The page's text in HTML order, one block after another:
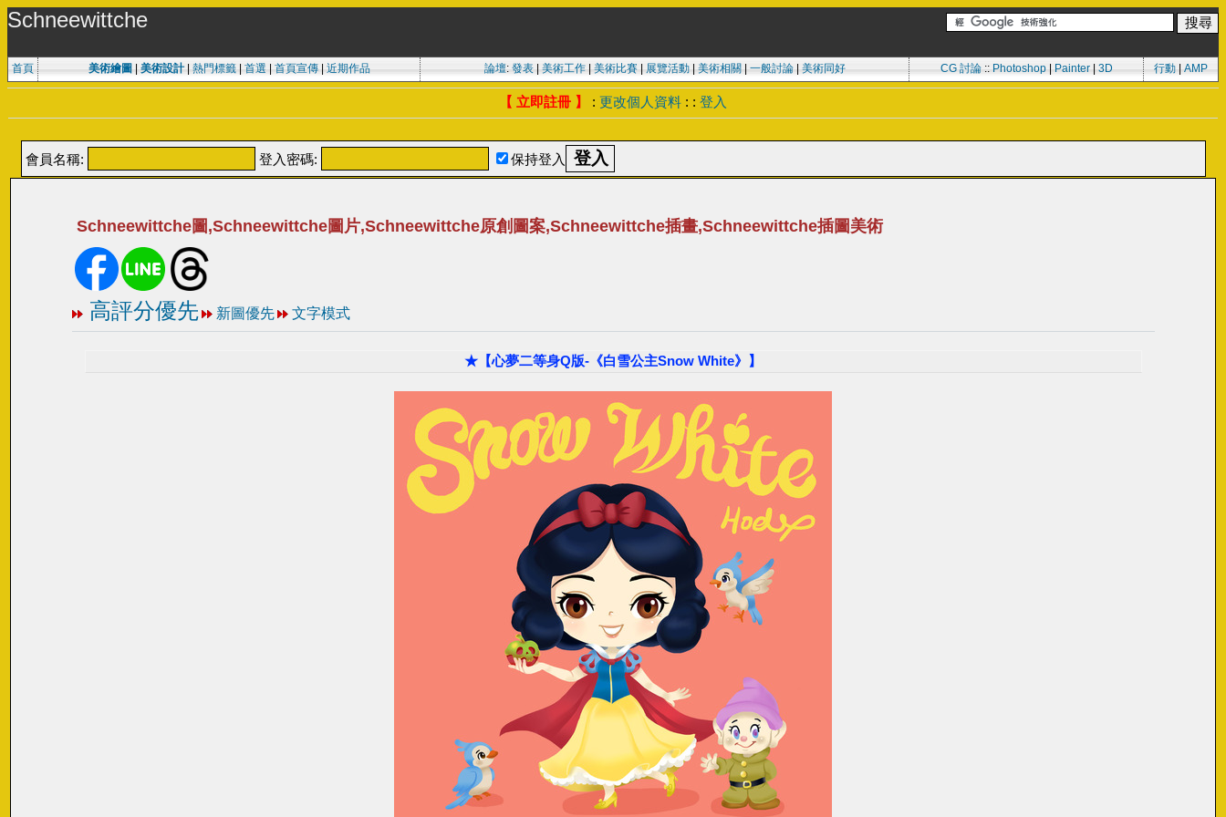
Schneewittche
首頁 美術繪圖 美術設計| 熱門標籤| 首選 首頁宣傳| 近期作品 論壇: 發表| 美術工作| 美術比賽| 展覽活動| 美術相關 一般討論| 美術同好 CG 討論:: Photoshop| Painter| 3D 行動 AMP
【 立即註冊 】 : 更改個人資料 : : 登入
會員名稱: 登入密碼: 保持登入
Schneewittche圖,Schneewittche圖片,Schneewittche原創圖案,Schneewittche插畫,Schneewittche插圖美術
高評分優先 新圖優先 文字模式
★【心夢二等身Q版-《白雪公主Snow White》】